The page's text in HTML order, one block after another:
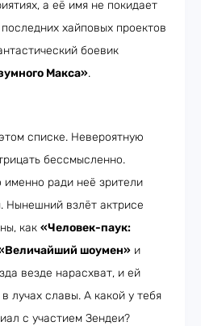
а её имя не покидает
хайповых проектов
боевик
Макса».
списке. Невероятную
бессмысленно.
ради неё зрители
Нынешний взлёт актрисе
как «Человек-паук:
шоумен» и
везде нарасхват, и ей
лучах славы. А какой у тебя
с участием Зендеи?